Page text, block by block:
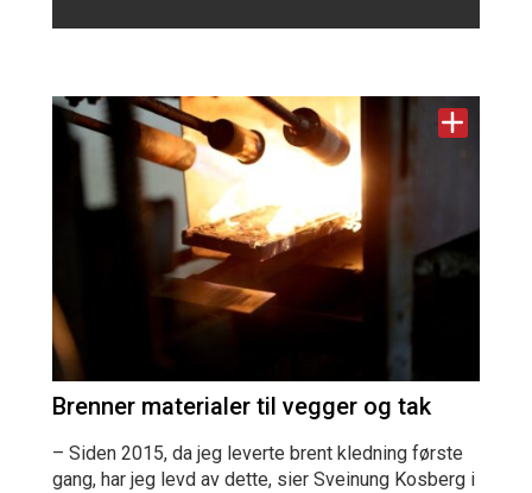
Brenner materialer til vegger og tak
– Siden 2015, da jeg leverte brent kledning første
gang, har jeg levd av dette, sier Sveinung Kosberg i